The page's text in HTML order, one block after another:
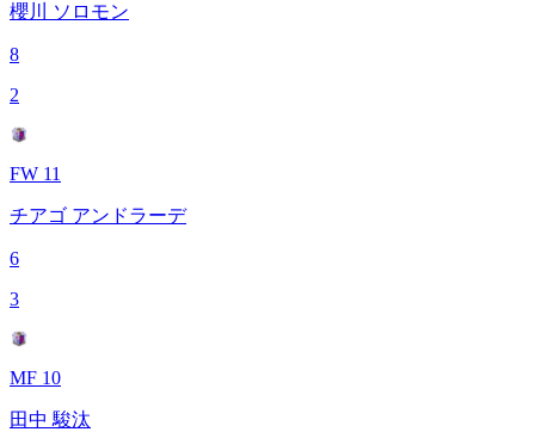
櫻川 ソロモン
8
2
FW 11
チアゴ アンドラーデ
6
3
MF 10
田中 駿汰